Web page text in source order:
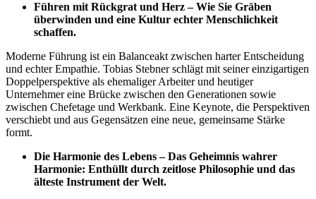
Führen mit Rückgrat und Herz – Wie Sie Gräben
überwinden und eine Kultur echter Menschlichkeit
schaffen.
Moderne Führung ist ein Balanceakt zwischen harter Entscheidung
und echter Empathie. Tobias Stebner schlägt mit seiner einzigartigen
Doppelperspektive als ehemaliger Arbeiter und heutiger
Unternehmer eine Brücke zwischen den Generationen sowie
zwischen Chefetage und Werkbank. Eine Keynote, die Perspektiven
verschiebt und aus Gegensätzen eine neue, gemeinsame Stärke
formt.
Die Harmonie des Lebens – Das Geheimnis wahrer
Harmonie: Enthüllt durch zeitlose Philosophie und das
älteste Instrument der Welt.